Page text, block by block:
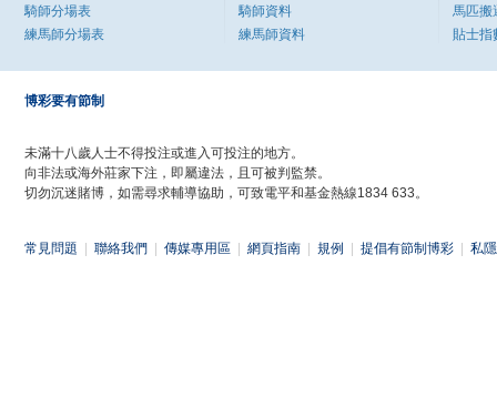
騎師分場表
練馬師分場表
騎師資料
練馬師資料
馬匹搬
貼士指
博彩要有節制
未滿十八歲人士不得投注或進入可投注的地方。
向非法或海外莊家下注，即屬違法，且可被判監禁。
切勿沉迷賭博，如需尋求輔導協助，可致電平和基金熱線1834 633。
常見問題 聯絡我們 傳媒專用區 網頁指南 規例 提倡有節制博彩 私